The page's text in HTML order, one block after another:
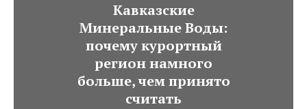
Кавказские
Минеральные Воды:
почему курортный
регион намного
больше, чем принято
считать